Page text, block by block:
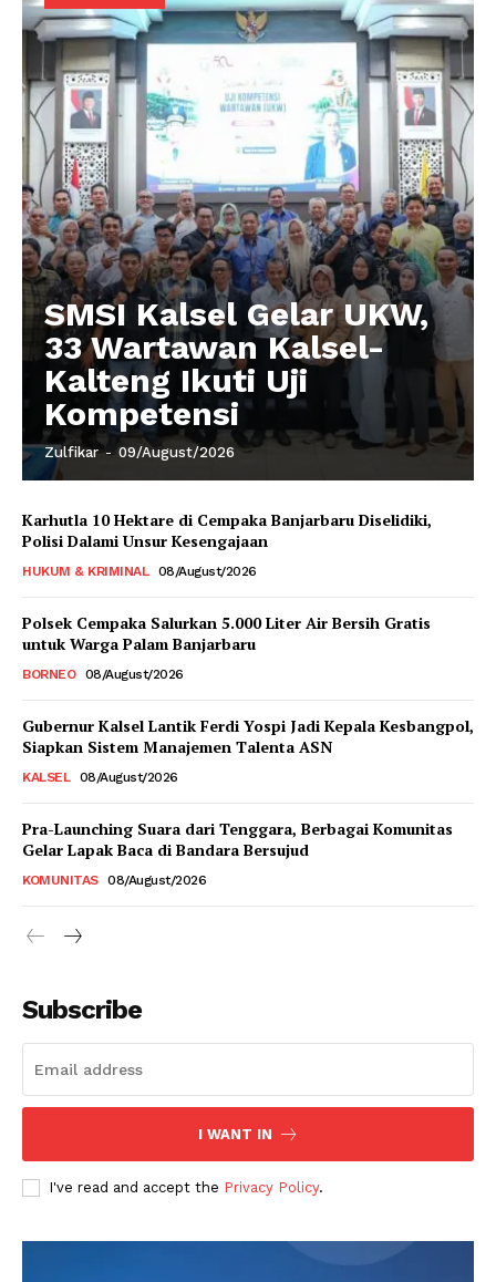
SMSI Kalsel Gelar UKW,
33 Wartawan Kalsel-
Kalteng Ikuti Uji
Kompetensi
Zulfikar - 09/August/2026
Karhutla 10 Hektare di Cempaka Banjarbaru Diselidiki,
Polisi Dalami Unsur Kesengajaan
HUKUM & KRIMINAL 08/August/2026
Polsek Cempaka Salurkan 5.000 Liter Air Bersih Gratis
untuk Warga Palam Banjarbaru
BORNEO 08/August/2026
Gubernur Kalsel Lantik Ferdi Yospi Jadi Kepala Kesbangpol,
Siapkan Sistem Manajemen Talenta ASN
KALSEL 08/August/2026
Pra-Launching Suara dari Tenggara, Berbagai Komunitas
Gelar Lapak Baca di Bandara Bersujud
KOMUNITAS 08/August/2026
Subscribe
I WANT IN
I've read and accept the Privacy Policy.